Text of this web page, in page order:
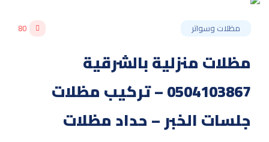
مظلات وسواتر 80
مظلات منزلية بالشرقية
0504103867 – تركيب مظلات
جلسات الخبر – حداد مظلات